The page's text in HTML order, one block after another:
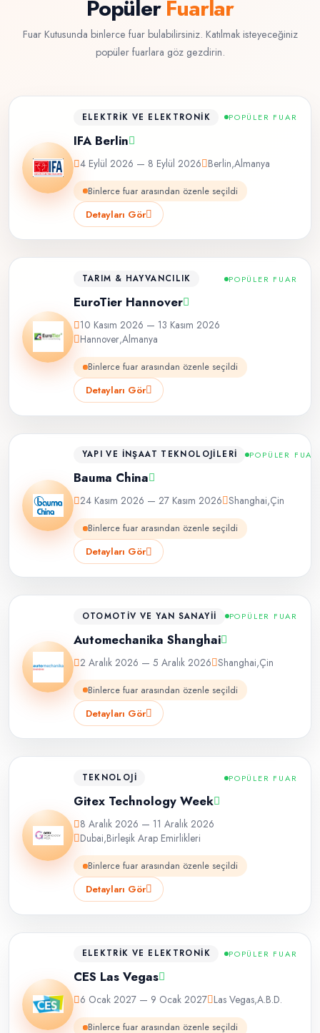
PopülerFuarlar
Fuar Kutusunda binlerce fuar bulabilirsiniz. Katılmak isteyeceğiniz
popüler fuarlara göz gezdirin.
ELEKTRIK VE ELEKTRONIK POPÜLER FUAR
IFA Berlin
4 Eylül 2026 — 8 Eylül 2026 Berlin,Almanya
Binlerce fuar arasından özenle seçildi
Detayları Gör
TARIM & HAYVANCILIK POPÜLER FUAR
EuroTier Hannover
10 Kasım 2026 — 13 Kasım 2026
Hannover,Almanya
Binlerce fuar arasından özenle seçildi
Detayları Gör
YAPI VE İNŞAAT TEKNOLOJILERI POPÜLER FUAR
Bauma China
24 Kasım 2026 — 27 Kasım 2026 Shanghai,Çin
Binlerce fuar arasından özenle seçildi
Detayları Gör
OTOMOTIV VE YAN SANAYII POPÜLER FUAR
Automechanika Shanghai
2 Aralık 2026 — 5 Aralık 2026 Shanghai,Çin
Binlerce fuar arasından özenle seçildi
Detayları Gör
TEKNOLOJI POPÜLER FUAR
Gitex Technology Week
8 Aralık 2026 — 11 Aralık 2026
Dubai,Birleşik Arap Emirlikleri
Binlerce fuar arasından özenle seçildi
Detayları Gör
ELEKTRIK VE ELEKTRONIK POPÜLER FUAR
CES Las Vegas
6 Ocak 2027 — 9 Ocak 2027 Las Vegas,A.B.D.
Binlerce fuar arasından özenle seçildi